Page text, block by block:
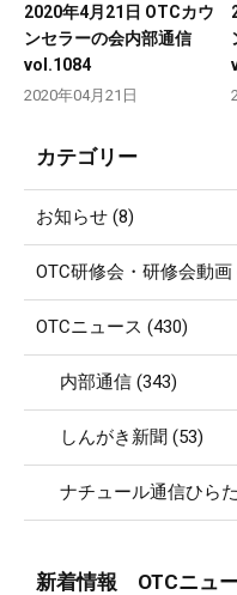
2020年4月21日 OTCカウ
ンセラーの会内部通信
vol.1084
2020年04月21日
カテゴリー
お知らせ (8)
OTC研修会・研修会動画
OTCニュース (430)
内部通信 (343)
しんがき新聞 (53)
ナチュール通信ひら
新着情報 OTCニュ